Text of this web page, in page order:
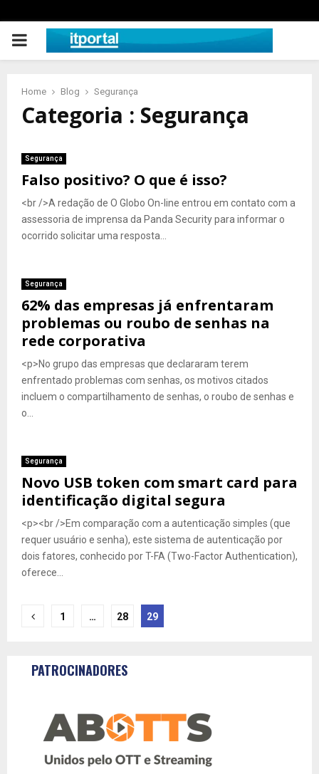
PRIMARY
Home Blog Segurança
Categoria : Segurança
Segurança
Falso positivo? O que é isso?
<br />A redação de O Globo On-line entrou em contato com a
assessoria de imprensa da Panda Security para informar o
ocorrido solicitar uma resposta...
Segurança
62% das empresas já enfrentaram
problemas ou roubo de senhas na
rede corporativa
<p>No grupo das empresas que declararam terem
enfrentado problemas com senhas, os motivos citados
incluem o compartilhamento de senhas, o roubo de senhas e
o...
Segurança
Novo USB token com smart card para
identificação digital segura
<p><br />Em comparação com a autenticação simples (que
requer usuário e senha), este sistema de autenticação por
dois fatores, conhecido por T-FA (Two-Factor Authentication),
oferece...
Navegação
posts
1 … 28 29
PATROCINADORES